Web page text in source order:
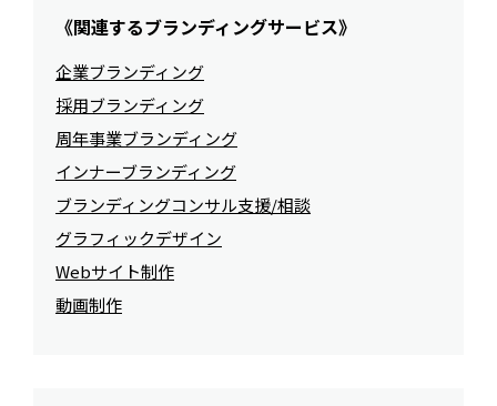
《関連するブランディングサービス》
企業ブランディング
採用ブランディング
周年事業ブランディング
インナーブランディング
ブランディングコンサル支援/相談
グラフィックデザイン
Webサイト制作
動画制作